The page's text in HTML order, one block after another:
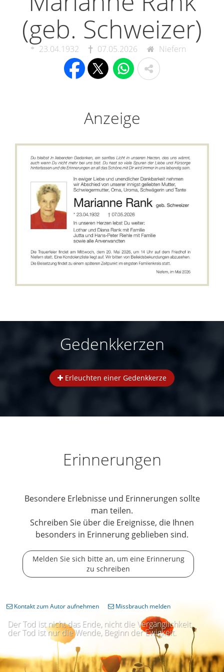
(geb. Schweizer)
23.04.1932 07.05.2026 Niefern
Anzeige
Gedenkkerzen
Erleuchten einer Gedenkkerze
Erinnerungen
Besondere Erlebnisse und Erinnerungen sollte
man teilen.
Schreiben Sie über die Ereignisse, die Ihnen
besonders in Erinnerung geblieben sind.
Melden Sie sich bitte an, um eine Erinnerung
zu schreiben
Der Tod ist nicht das Ende, nicht die Vergänglichkeit,
der Tod ist nur die Wende, Beginn der Ewigkeit.
Kontakt zum Autor aufnehmen Missbrauch melden